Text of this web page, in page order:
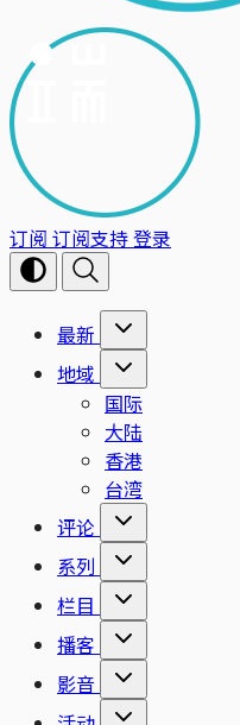
订阅 订阅支持登录
最新
地域
国际
大陆
香港
台湾
评论
系列
栏目
播客
影音